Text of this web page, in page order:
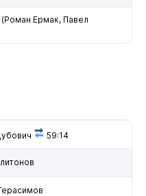
Ермак, Павел
59:14